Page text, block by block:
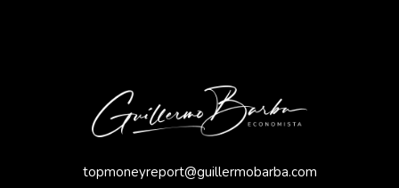
topmoneyreport@guillermobarba.com